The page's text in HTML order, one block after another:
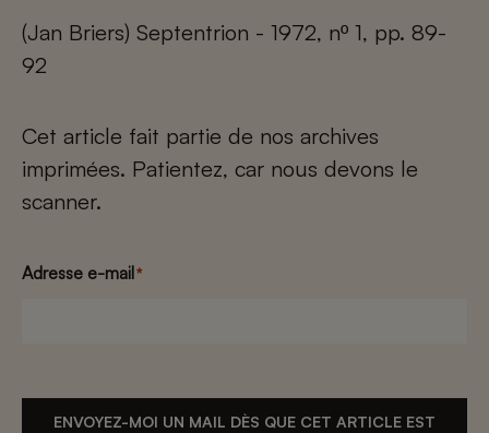
(Jan Briers) Septentrion - 1972, nº 1, pp. 89-
92
Cet article fait partie de nos archives
imprimées. Patientez, car nous devons le
scanner.
Adresse e-mail*
ENVOYEZ-MOI UN MAIL DÈS QUE CET ARTICLE EST